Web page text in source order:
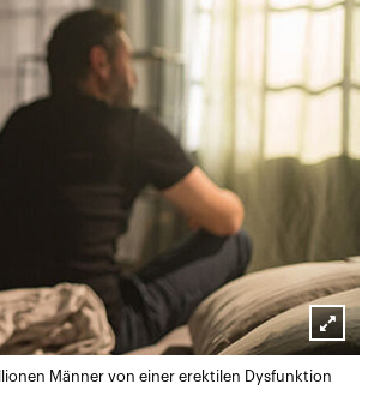
Lightbox
öffnen
Männer von einer erektilen Dysfunktion